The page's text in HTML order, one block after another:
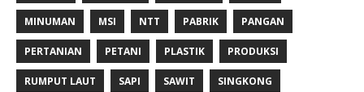
MINUMAN MSI NTT PABRIK PANGAN
PERTANIAN PETANI PLASTIK PRODUKSI
RUMPUT LAUT SAPI SAWIT SINGKONG